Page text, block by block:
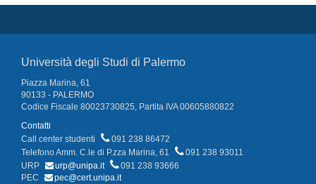
Università degli Studi di Palermo
Piazza Marina, 61
90133 - PALERMO
Codice Fiscale 80023730825, Partita IVA 00605880822
Contatti
Call center studenti
091 238 86472
Telefono Amm. C.le di P.zza Marina, 61
091 238 93011
URP
urp@unipa.it
091 238 93666
PEC
pec@cert.unipa.it